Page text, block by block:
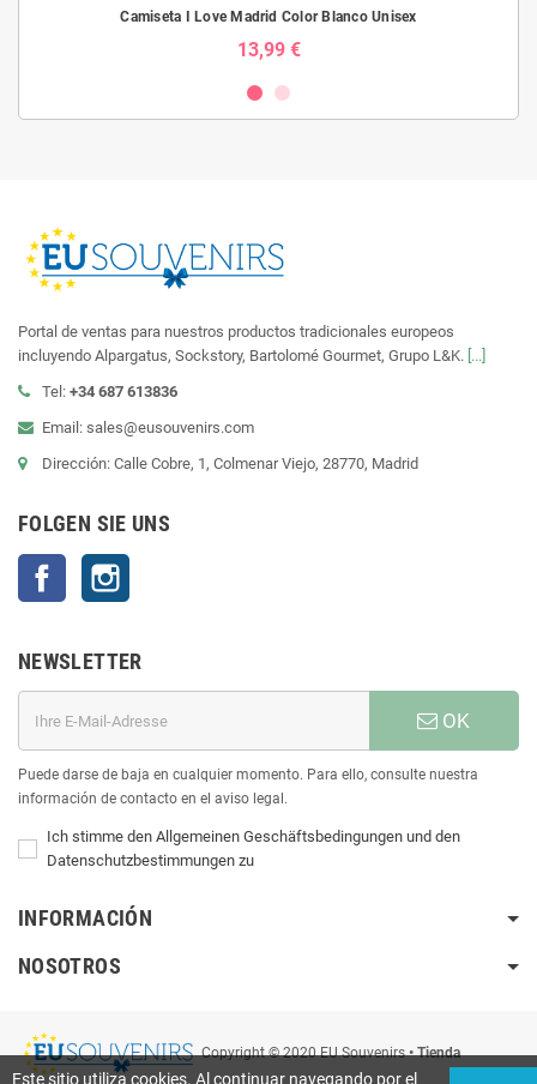
Camiseta I Love Madrid Color Blanco Unisex
13,99 €
Portal de ventas para nuestros productos tradicionales europeos
incluyendo Alpargatus, Sockstory, Bartolomé Gourmet, Grupo L&K. [...]
Tel: +34 687 613836
Email: sales@eusouvenirs.com
Dirección: Calle Cobre, 1, Colmenar Viejo, 28770, Madrid
FOLGEN SIE UNS
Facebook
NEWSLETTER
OK
Puede darse de baja en cualquier momento. Para ello, consulte nuestra
información de contacto en el aviso legal.
Ich stimme den Allgemeinen Geschäftsbedingungen und den
Datenschutzbestimmungen zu
INFORMACIÓN
NOSOTROS
Copyright © 2020 EU Souvenirs• Tienda
Este sitio utiliza cookies. Al continuar navegando por el